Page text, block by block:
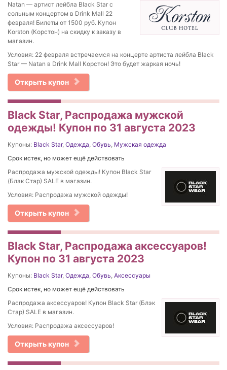
Natan — артист лейбла Black Star с
сольным концертом в Drink Mall 22
февраля! Билеты от 1500 руб. Купон
Korston (Корстон) на скидку к заказу в
магазин.
Условия: 22 февраля встречаемся на концерте артиста лейбла Black
Star — Natan в Drink Mall Корстон! Это будет жаркая ночь!
Открыть купон
Black Star, Распродажа мужской
одежды! Купон по 31 августа 2023
Купоны: Black Star, Одежда, Обувь, Мужская одежда
Срок истек, но может ещё действовать
Распродажа мужской одежды! Купон Black Star
(Блэк Стар) SALE в магазин.
Условия: Распродажа мужской одежды!
Открыть купон
Black Star, Распродажа аксессуаров!
Купон по 31 августа 2023
Купоны: Black Star, Одежда, Обувь, Аксессуары
Срок истек, но может ещё действовать
Распродажа аксессуаров! Купон Black Star (Блэк
Стар) SALE в магазин.
Условия: Распродажа аксессуаров!
Открыть купон